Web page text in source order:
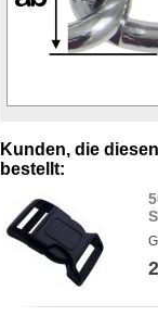
Kunden, die
bestellt: